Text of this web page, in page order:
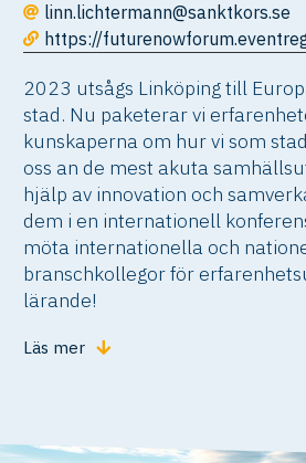
linn.lichtermann@sanktkors.se
https://
2023 utsågs Linköping till
stad. Nu paketerar vi
kunskaperna om hur vi som
oss an de mest akuta
hjälp av innovation och
dem i en internationell
möta internationella och
branschkollegor för
lärande!
Läs mer